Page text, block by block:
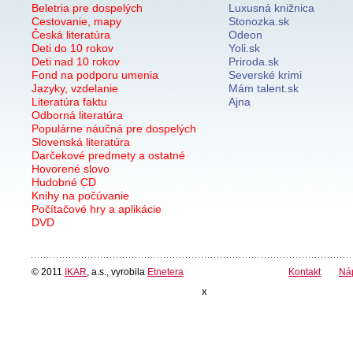
Beletria pre dospelých
Cestovanie, mapy
Česká literatúra
Deti do 10 rokov
Deti nad 10 rokov
Fond na podporu umenia
Jazyky, vzdelanie
Literatúra faktu
Odborná literatúra
Populárne náučná pre dospelých
Slovenská literatúra
Darčekové predmety a ostatné
Hovorené slovo
Hudobné CD
Knihy na počúvanie
Počítačové hry a aplikácie
DVD
Luxusná knižnica
Stonozka.sk
Odeon
Yoli.sk
Priroda.sk
Severské krimi
Mám talent.sk
Ajna
© 2011 IKAR , a.s., vyrobila Etnetera Kontakt
x